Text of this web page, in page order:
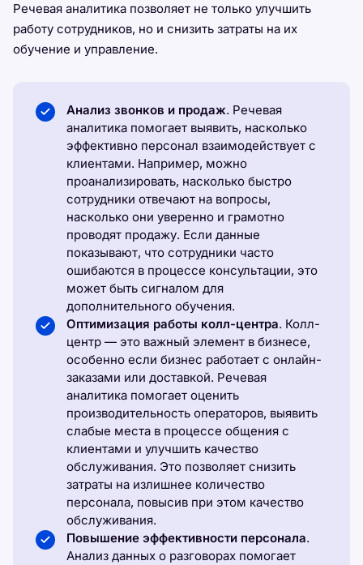
Речевая аналитика позволяет не только улучшить
работу сотрудников, но и снизить затраты на их
обучение и управление.
Анализ звонков и продаж. Речевая
аналитика помогает выявить, насколько
эффективно персонал взаимодействует с
клиентами. Например, можно
проанализировать, насколько быстро
сотрудники отвечают на вопросы,
насколько они уверенно и грамотно
проводят продажу. Если данные
показывают, что сотрудники часто
ошибаются в процессе консультации, это
может быть сигналом для
дополнительного обучения.
Оптимизация работы колл-центра. Колл-
центр — это важный элемент в бизнесе,
особенно если бизнес работает с онлайн-
заказами или доставкой. Речевая
аналитика помогает оценить
производительность операторов, выявить
слабые места в процессе общения с
клиентами и улучшить качество
обслуживания. Это позволяет снизить
затраты на излишнее количество
персонала, повысив при этом качество
обслуживания.
Повышение эффективности персонала.
Анализ данных о разговорах помогает